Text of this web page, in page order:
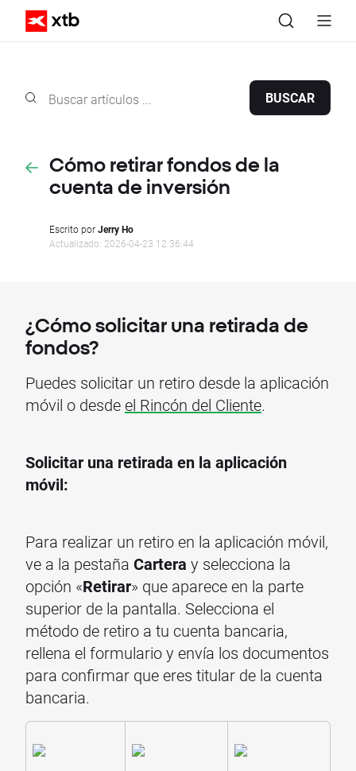
BUSCAR
Cómo retirar fondos de la
cuenta de inversión
Escrito porJerry Ho
Actualizado: 2026-04-23 12:36:44
¿Cómo solicitar una retirada de
fondos?
Puedes solicitar un retiro desde la aplicación
móvil o desdeel Rincón del Cliente.
Solicitar una retirada en la aplicación
móvil:
Para realizar un retiro en la aplicación móvil,
ve a la pestaña Cartera y selecciona la
opción «Retirar» que aparece en la parte
superior de la pantalla. Selecciona el
método de retiro a tu cuenta bancaria,
rellena el formulario y envía los documentos
para confirmar que eres titular de la cuenta
bancaria.